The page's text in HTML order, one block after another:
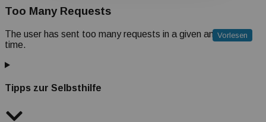
Too Many Requests
The user has sent too many requests in a given amount of
time.
Vorlesen
Tipps zur Selbsthilfe